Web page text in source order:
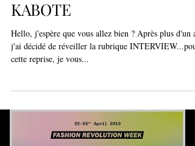
DISCUSSION AVEC
KABOTE
Hello, j'espère que vous allez bien ? Après plus d'un
cette reprise, je vous...